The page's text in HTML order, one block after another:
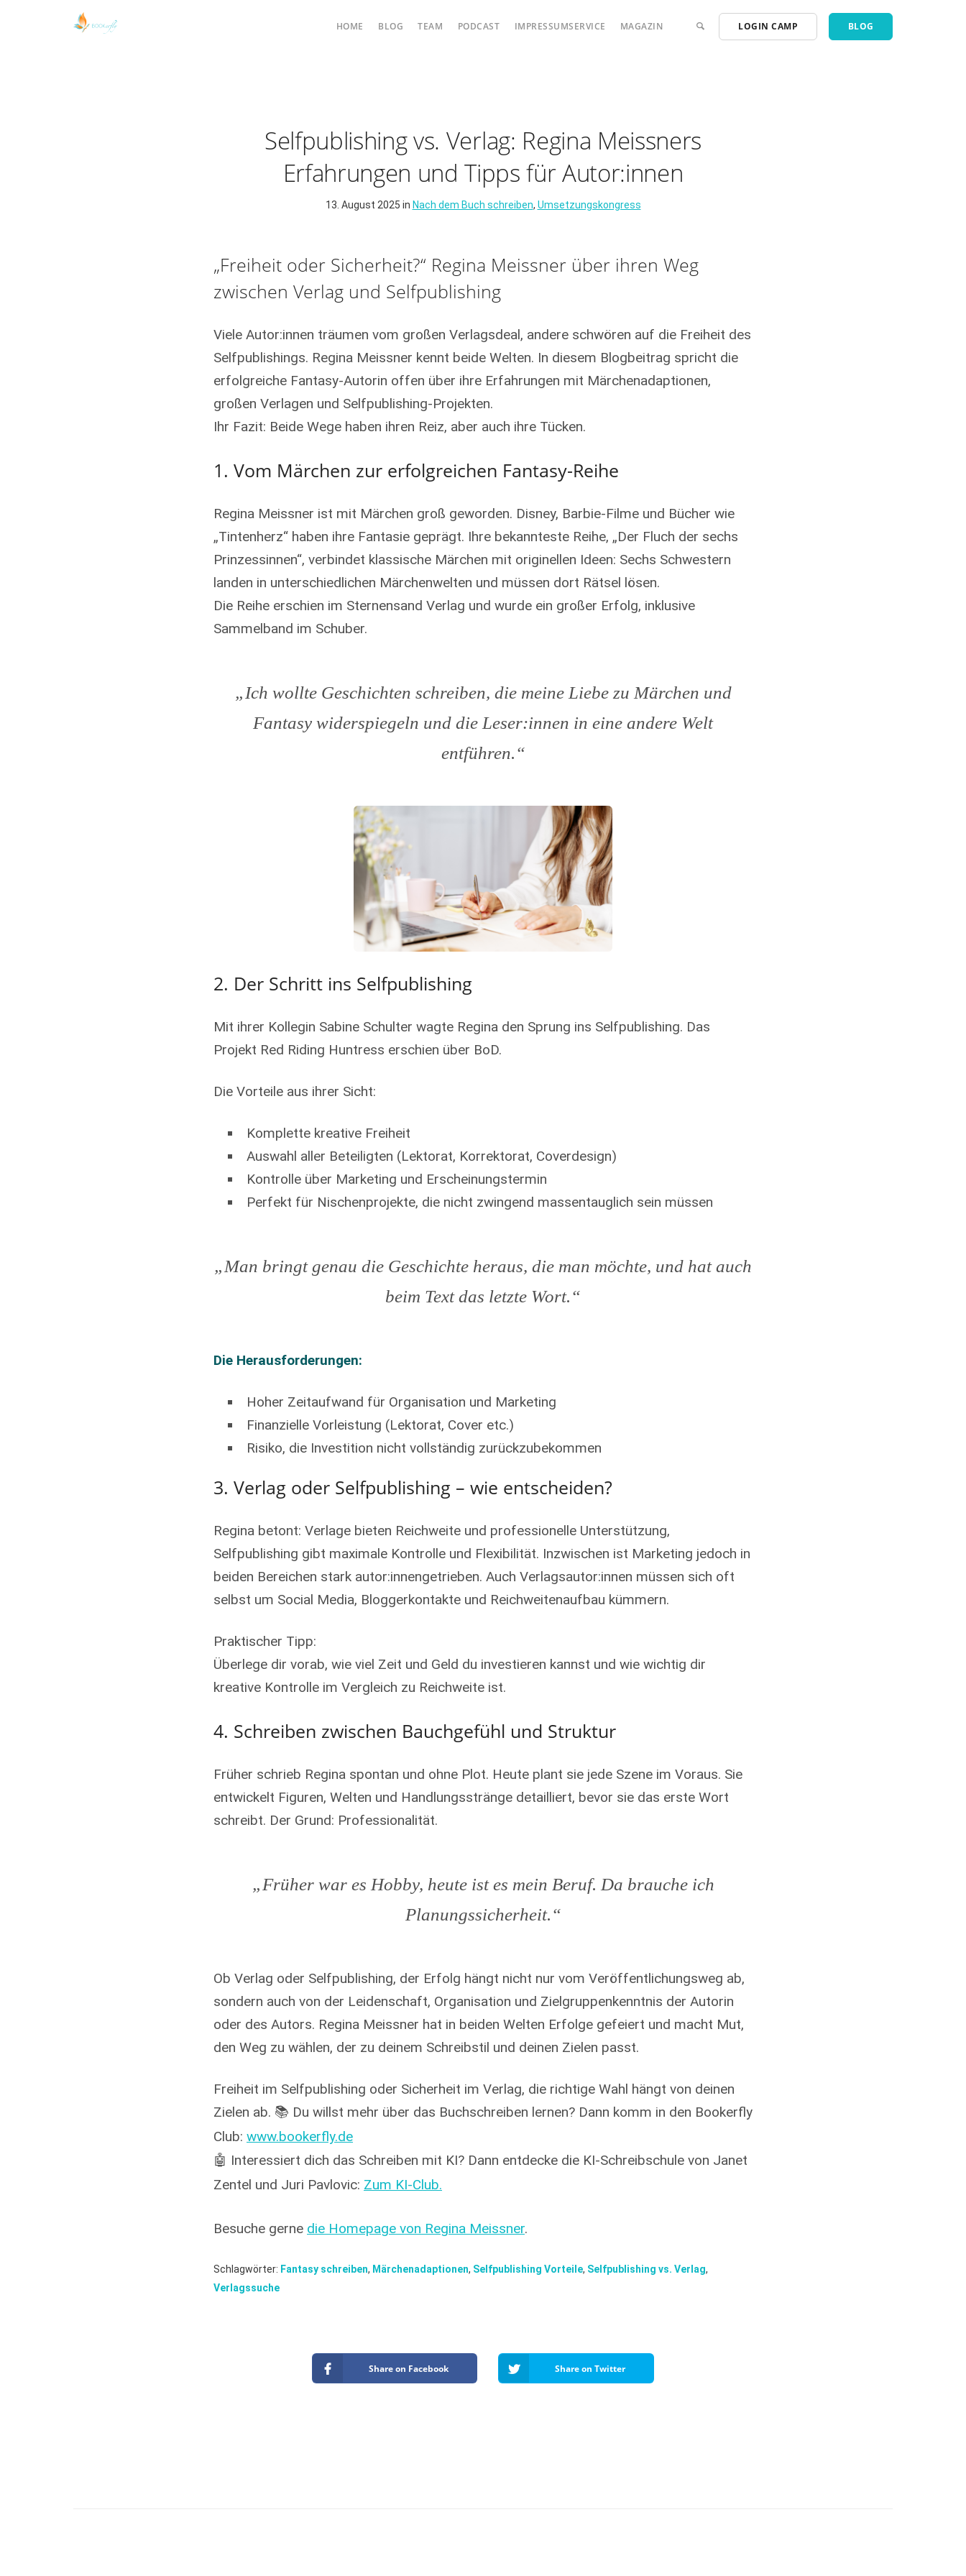
HOME BLOG TEAM PODCAST IMPRESSUMSERVICE MAGAZIN LOGIN CAMP BLOG
Selfpublishing vs. Verlag: Regina Meissners
Erfahrungen und Tipps für Autor:innen
13. August 2025 in Nach dem Buch schreiben, Umsetzungskongress
„Freiheit oder Sicherheit?“ Regina Meissner über ihren Weg
zwischen Verlag und Selfpublishing
Viele Autor:innen träumen vom großen Verlagsdeal, andere schwören auf die Freiheit des
Selfpublishings. Regina Meissner kennt beide Welten. In diesem Blogbeitrag spricht die
erfolgreiche Fantasy-Autorin offen über ihre Erfahrungen mit Märchenadaptionen,
großen Verlagen und Selfpublishing-Projekten.
Ihr Fazit: Beide Wege haben ihren Reiz, aber auch ihre Tücken.
1. Vom Märchen zur erfolgreichen Fantasy-Reihe
Regina Meissner ist mit Märchen groß geworden. Disney, Barbie-Filme und Bücher wie
„Tintenherz“ haben ihre Fantasie geprägt. Ihre bekannteste Reihe, „Der Fluch der sechs
Prinzessinnen“, verbindet klassische Märchen mit originellen Ideen: Sechs Schwestern
landen in unterschiedlichen Märchenwelten und müssen dort Rätsel lösen.
Die Reihe erschien im Sternensand Verlag und wurde ein großer Erfolg, inklusive
Sammelband im Schuber.
„Ich wollte Geschichten schreiben, die meine Liebe zu Märchen und
Fantasy widerspiegeln und die Leser:innen in eine andere Welt
entführen.“
2. Der Schritt ins Selfpublishing
Mit ihrer Kollegin Sabine Schulter wagte Regina den Sprung ins Selfpublishing. Das
Projekt Red Riding Huntress erschien über BoD.
Die Vorteile aus ihrer Sicht:
Komplette kreative Freiheit
Auswahl aller Beteiligten (Lektorat, Korrektorat, Coverdesign)
Kontrolle über Marketing und Erscheinungstermin
Perfekt für Nischenprojekte, die nicht zwingend massentauglich sein müssen
„Man bringt genau die Geschichte heraus, die man möchte, und hat auch
beim Text das letzte Wort.“
Die Herausforderungen:
Hoher Zeitaufwand für Organisation und Marketing
Finanzielle Vorleistung (Lektorat, Cover etc.)
Risiko, die Investition nicht vollständig zurückzubekommen
3. Verlag oder Selfpublishing – wie entscheiden?
Regina betont: Verlage bieten Reichweite und professionelle Unterstützung,
Selfpublishing gibt maximale Kontrolle und Flexibilität. Inzwischen ist Marketing jedoch in
beiden Bereichen stark autor:innengetrieben. Auch Verlagsautor:innen müssen sich oft
selbst um Social Media, Bloggerkontakte und Reichweitenaufbau kümmern.
Praktischer Tipp:
Überlege dir vorab, wie viel Zeit und Geld du investieren kannst und wie wichtig dir
kreative Kontrolle im Vergleich zu Reichweite ist.
4. Schreiben zwischen Bauchgefühl und Struktur
Früher schrieb Regina spontan und ohne Plot. Heute plant sie jede Szene im Voraus. Sie
entwickelt Figuren, Welten und Handlungsstränge detailliert, bevor sie das erste Wort
schreibt. Der Grund: Professionalität.
„Früher war es Hobby, heute ist es mein Beruf. Da brauche ich
Planungssicherheit.“
Ob Verlag oder Selfpublishing, der Erfolg hängt nicht nur vom Veröffentlichungsweg ab,
sondern auch von der Leidenschaft, Organisation und Zielgruppenkenntnis der Autorin
oder des Autors. Regina Meissner hat in beiden Welten Erfolge gefeiert und macht Mut,
den Weg zu wählen, der zu deinem Schreibstil und deinen Zielen passt.
Freiheit im Selfpublishing oder Sicherheit im Verlag, die richtige Wahl hängt von deinen
Zielen ab. 📚 Du willst mehr über das Buchschreiben lernen? Dann komm in den Bookerfly
Club: www.bookerfly.de
🤖 Interessiert dich das Schreiben mit KI? Dann entdecke die KI-Schreibschule von Janet
Zentel und Juri Pavlovic: Zum KI-Club.
Besuche gerne die Homepage von Regina Meissner.
Schlagwörter: Fantasy schreiben, Märchenadaptionen, Selfpublishing Vorteile, Selfpublishing vs. Verlag,
Verlagssuche
Share on Facebook Share on Twitter